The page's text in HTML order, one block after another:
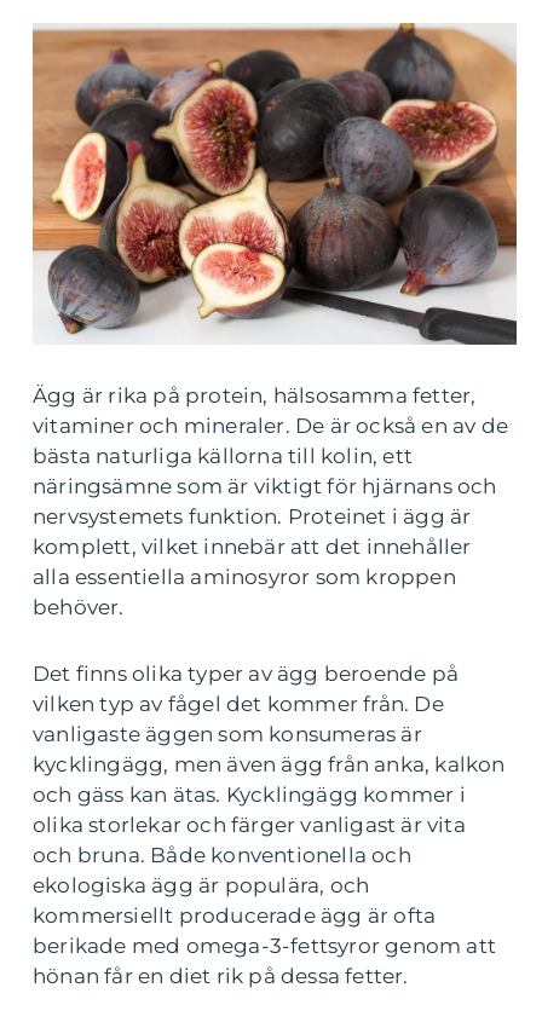
Ägg är rika på protein, hälsosamma fetter,
vitaminer och mineraler. De är också en av de
bästa naturliga källorna till kolin, ett
näringsämne som är viktigt för hjärnans och
nervsystemets funktion. Proteinet i ägg är
komplett, vilket innebär att det innehåller
alla essentiella aminosyror som kroppen
behöver.
Det finns olika typer av ägg beroende på
vilken typ av fågel det kommer från. De
vanligaste äggen som konsumeras är
kycklingägg, men även ägg från anka, kalkon
och gäss kan ätas. Kycklingägg kommer i
olika storlekar och färger vanligast är vita
och bruna. Både konventionella och
ekologiska ägg är populära, och
kommersiellt producerade ägg är ofta
berikade med omega-3-fettsyror genom att
hönan får en diet rik på dessa fetter.